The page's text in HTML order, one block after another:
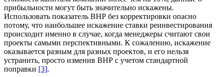
прибыльности могут быть значительно искажены.
Использовать показатель ВНР без корректировки опасно
потому, что наибольшее искажение ставки реинвестирования
происходит именно в случае, когда менеджеры считают свои
проекты самыми перспективными. К сожалению, искажение
оказывается разным для разных проектов, и его нельзя
устранить, просто изменив ВНР с учетом стандартной
поправки [3].